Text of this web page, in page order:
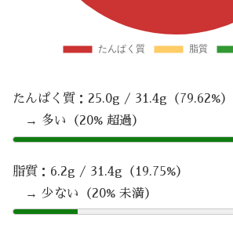
たんぱく質：25.0g / 31.4g（79.62%）
→ 多い（20% 超過）
脂質：6.2g / 31.4g（19.75%）
→ 少ない（20% 未満）